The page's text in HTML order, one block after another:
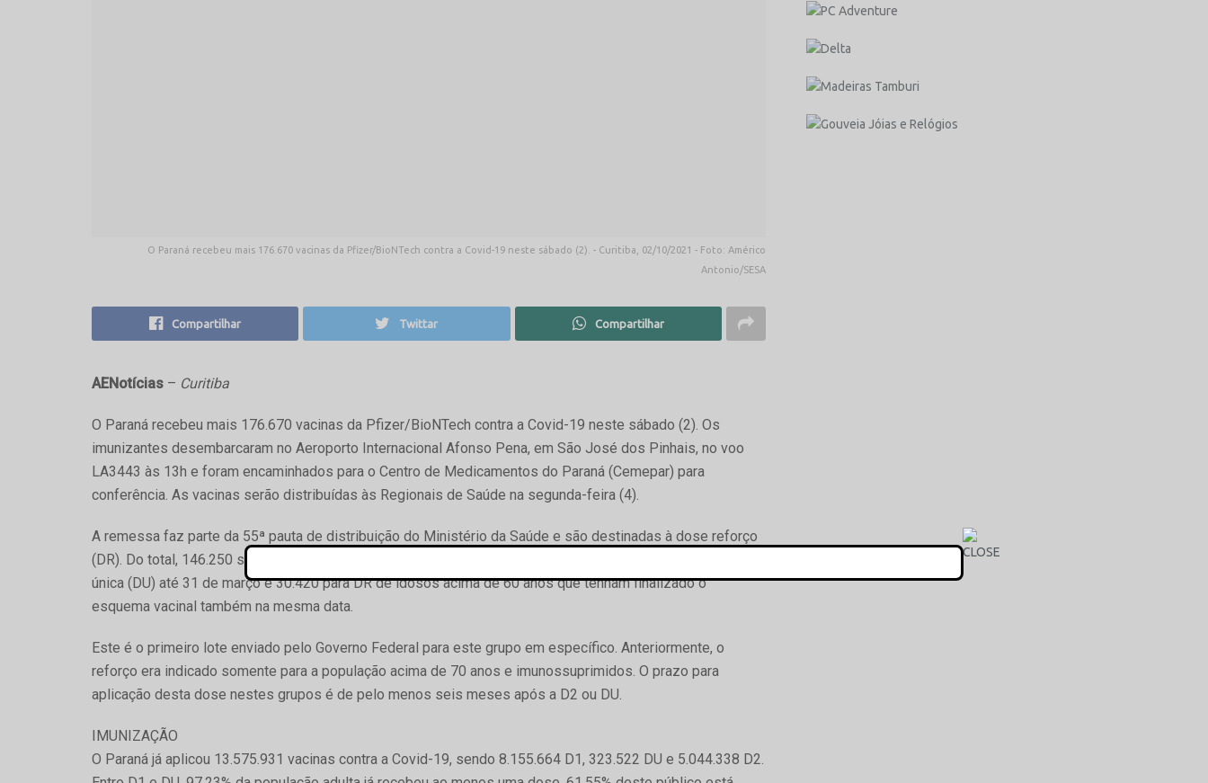
O Paraná recebeu mais 176.670 vacinas da Pfizer/BioNTech contra a Covid-19 neste sábado (2). - Curitiba, 02/10/2021 - Foto: Américo
Antonio/SESA
Compartilhar Twittar Compartilhar
AENotícias – Curitiba
O Paraná recebeu mais 176.670 vacinas da Pfizer/BioNTech contra a Covid-19 neste sábado (2). Os
imunizantes desembarcaram no Aeroporto Internacional Afonso Pena, em São José dos Pinhais, no voo
LA3443 às 13h e foram encaminhados para o Centro de Medicamentos do Paraná (Cemepar) para
conferência. As vacinas serão distribuídas às Regionais de Saúde na segunda-feira (4).
A remessa faz parte da 55ª pauta de distribuição do Ministério da Saúde e são destinadas à dose reforço
(DR). Do total, 146.250 são para trabalhadores da saúde que tenham tomado a segunda dose (D2) ou dose
única (DU) até 31 de março e 30.420 para DR de idosos acima de 60 anos que tenham finalizado o
esquema vacinal também na mesma data.
Este é o primeiro lote enviado pelo Governo Federal para este grupo em específico. Anteriormente, o
reforço era indicado somente para a população acima de 70 anos e imunossuprimidos. O prazo para
aplicação desta dose nestes grupos é de pelo menos seis meses após a D2 ou DU.
IMUNIZAÇÃO
O Paraná já aplicou 13.575.931 vacinas contra a Covid-19, sendo 8.155.664 D1, 323.522 DU e 5.044.338 D2.